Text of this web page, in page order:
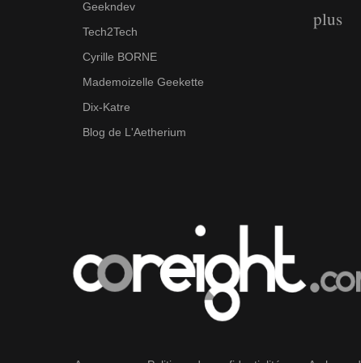
Geekndev
Tech2Tech
Cyrille BORNE
Mademoizelle Geekette
Dix-Katre
Blog de L'Aetherium
plus